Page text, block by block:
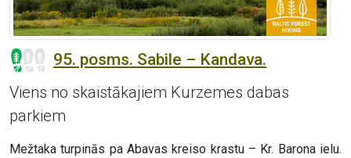
95. posms. Sabile – Kandava.
Viens no skaistākajiem Kurzemes dabas
parkiem
Mežtaka turpinās pa Abavas kreiso krastu – Kr. Barona ielu.